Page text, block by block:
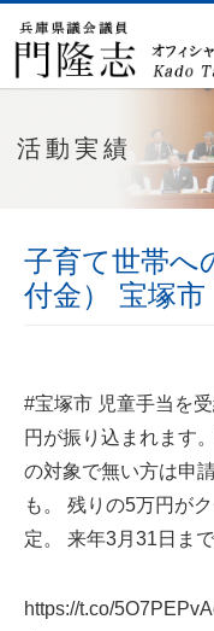
活動実績
子育て世帯へ
付金） 宝塚市
#宝塚市 児童手当を
円が振り込まれます
の対象で無い方は申
も。 残りの5万円が
定。 来年3月31日ま
https://t.co/